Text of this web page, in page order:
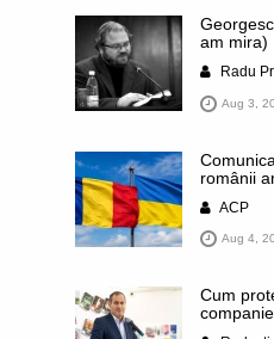
am mira)
Radu
Aug 3,
românii
acordat
chiar de
presa
printre
mai mici
locuitor
ACP
Aug 4,
Cum